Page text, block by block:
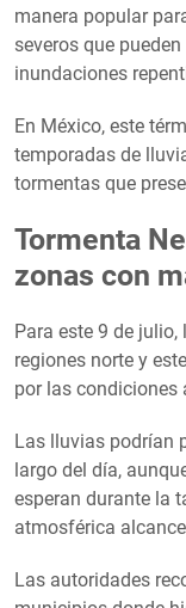
manera popular
severos que
inundaciones
En México, este
temporadas de
tormentas que
Tormenta
zonas con
Para este 9 de
regiones norte y
por las condiciones
Las lluvias podrían
largo del día,
esperan durante la
atmosférica
Las autoridades